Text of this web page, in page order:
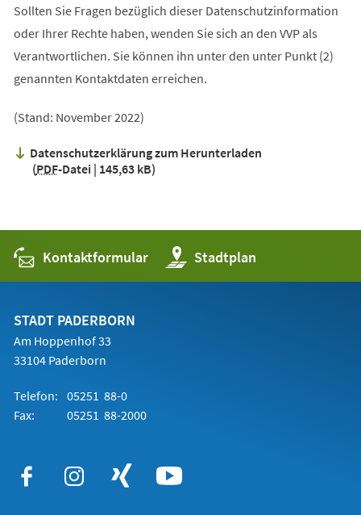
Sollten Sie Fragen bezüglich dieser Datenschutzinformation
oder Ihrer Rechte haben, wenden Sie sich an den VVP als
Verantwortlichen. Sie können ihn unter den unter Punkt (2)
genannten Kontaktdaten erreichen.
(Stand: November 2022)
Datenschutzerklärung zum Herunterladen
PDF-Datei 145,63 kB
Kontaktformular Stadtplan
(Öffnet
in
einem
STADT PADERBORN
Am Hoppenhof 33
33104 Paderborn
Telefon: 05251 88-0
Fax:
05251 88-2000